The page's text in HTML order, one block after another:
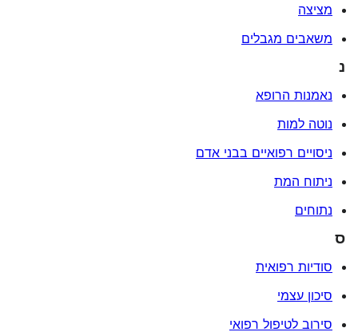
מציצה
משאבים מגבלים
נ
נאמנות הרופא
נוטה למות
ניסויים רפואיים בבני אדם
ניתוח המת
נתוחים
ס
סודיות רפואית
סיכון עצמי
סירוב לטיפול רפואי